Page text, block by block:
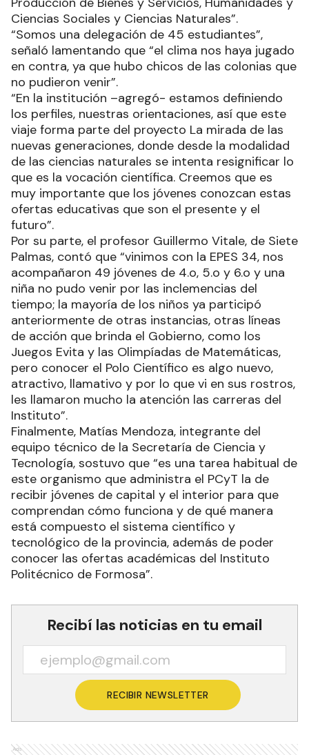
Ciencias Sociales y Ciencias Naturales”.
“Somos una delegación de 45 estudiantes”,
señaló lamentando que “el clima nos haya jugado
en contra, ya que hubo chicos de las colonias que
no pudieron venir”.
“En la institución –agregó- estamos definiendo
los perfiles, nuestras orientaciones, así que este
viaje forma parte del proyecto La mirada de las
nuevas generaciones, donde desde la modalidad
de las ciencias naturales se intenta resignificar lo
que es la vocación científica. Creemos que es
muy importante que los jóvenes conozcan estas
ofertas educativas que son el presente y el
futuro”.
Por su parte, el profesor Guillermo Vitale, de Siete
Palmas, contó que “vinimos con la EPES 34, nos
acompañaron 49 jóvenes de 4.o, 5.o y 6.o y una
niña no pudo venir por las inclemencias del
tiempo; la mayoría de los niños ya participó
anteriormente de otras instancias, otras líneas
de acción que brinda el Gobierno, como los
Juegos Evita y las Olimpíadas de Matemáticas,
pero conocer el Polo Científico es algo nuevo,
atractivo, llamativo y por lo que vi en sus rostros,
les llamaron mucho la atención las carreras del
Instituto”.
Finalmente, Matías Mendoza, integrante del
equipo técnico de la Secretaría de Ciencia y
Tecnología, sostuvo que “es una tarea habitual de
este organismo que administra el PCyT la de
recibir jóvenes de capital y el interior para que
comprendan cómo funciona y de qué manera
está compuesto el sistema científico y
tecnológico de la provincia, además de poder
conocer las ofertas académicas del Instituto
Politécnico de Formosa”.
Recibí las noticias en tu email
RECIBIR NEWSLETTER
Ads